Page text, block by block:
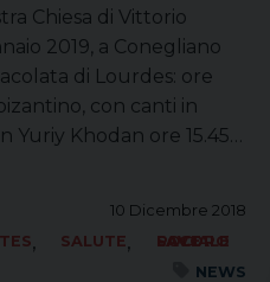
Chiesa di Vittorio
2019, a Conegliano
di Lourdes: ore
con canti in
Yuriy Khodan ore 15.45…
10 Dicembre 2018
, SALUTE,
SOCIALE LAVORO PACE
NEWS